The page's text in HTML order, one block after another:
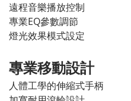
遠程音樂播放控制
專業EQ參數調節
燈光效果模式設定
專業移動設計
人體工學的伸縮式手柄